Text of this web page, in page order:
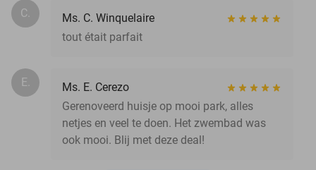
C.
Ms. C. Winquelaire
tout était parfait
E.
Ms. E. Cerezo
Gerenoveerd huisje op mooi park, alles
netjes en veel te doen. Het zwembad was
ook mooi. Blij met deze deal!